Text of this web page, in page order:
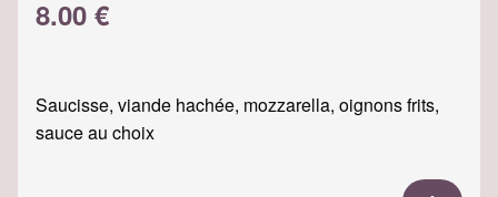
8.00 €
Saucisse, viande hachée, mozzarella, oignons frits,
sauce au choix